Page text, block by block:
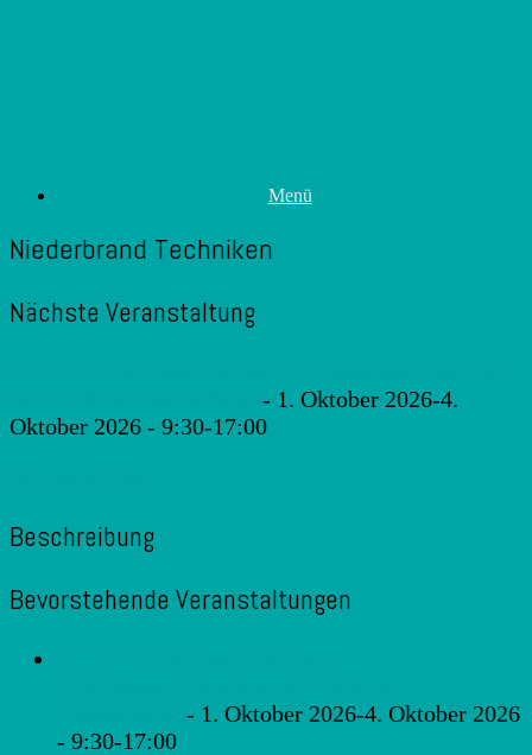
Menü
Niederbrand Techniken
Nächste Veranstaltung
- 1. Oktober 2026-4.
Oktober 2026 - 9:30-17:00
Beschreibung
Bevorstehende Veranstaltungen
- 1. Oktober 2026-4. Oktober 2026
- 9:30-17:00